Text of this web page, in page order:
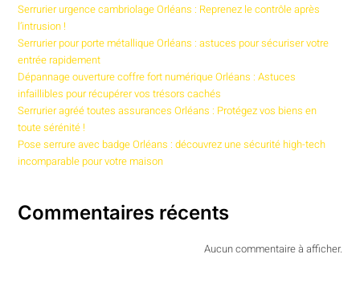
Serrurier urgence cambriolage Orléans : Reprenez le contrôle après
l’intrusion !
Serrurier pour porte métallique Orléans : astuces pour sécuriser votre
entrée rapidement
Dépannage ouverture coffre fort numérique Orléans : Astuces
infaillibles pour récupérer vos trésors cachés
Serrurier agréé toutes assurances Orléans : Protégez vos biens en
toute sérénité !
Pose serrure avec badge Orléans : découvrez une sécurité high-tech
incomparable pour votre maison
Commentaires récents
Aucun commentaire à afficher.